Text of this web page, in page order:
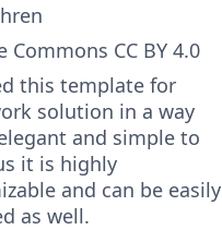
Commons CC BY 4.0
this template for
solution in a way
and simple to
it is highly
and can be easily
as well.